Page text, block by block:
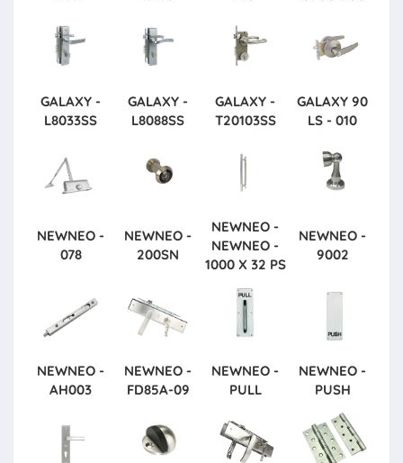
GALAXY -
L8033SS
GALAXY -
L8088SS
GALAXY -
T20103SS
GALAXY 90
LS - 010
NEWNEO -
078
NEWNEO -
200SN
NEWNEO -
NEWNEO -
1000 X 32 PS
NEWNEO -
9002
NEWNEO -
AH003
NEWNEO -
FD85A-09
NEWNEO -
PULL
NEWNEO -
PUSH